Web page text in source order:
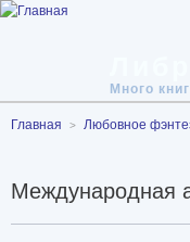
Много книг
Главная Любовное
Международная